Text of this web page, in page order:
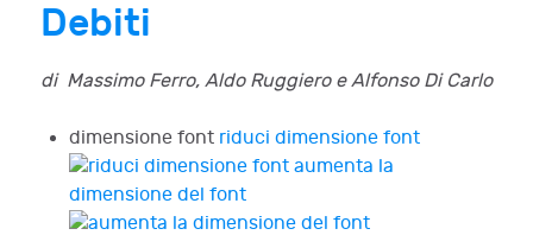
Debiti
di Massimo Ferro, Aldo Ruggiero e Alfonso Di Carlo
dimensione font riduci dimensione font
aumenta la
dimensione del font